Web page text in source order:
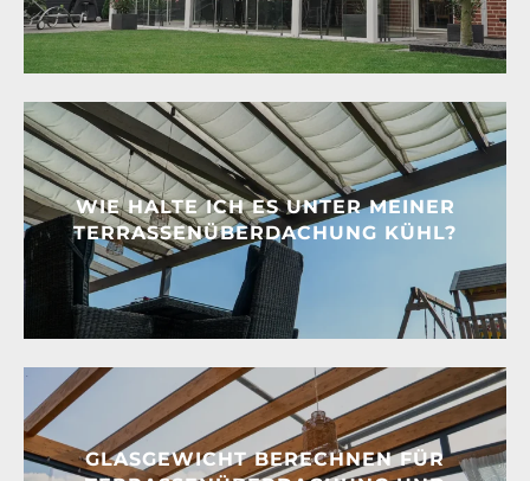
WIE HALTE ICH ES UNTER MEINER
TERRASSENÜBERDACHUNG KÜHL?
GLASGEWICHT BERECHNEN FÜR